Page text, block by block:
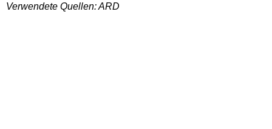
Verwendete Quellen: ARD